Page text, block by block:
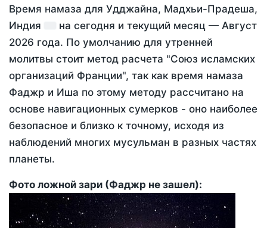
Время намаза для Удджайна, Мадхьи-Прадеша,
Индия
на сегодня и текущий месяц — Август
2026 года. По умолчанию для утренней
молитвы стоит метод расчета "Союз исламских
организаций Франции", так как время намаза
Фаджр и Иша по этому методу рассчитано на
основе навигационных сумерков - оно наиболее
безопасное и близко к точному, исходя из
наблюдений многих мусульман в разных частях
планеты.
Фото ложной зари (Фаджр не зашел):